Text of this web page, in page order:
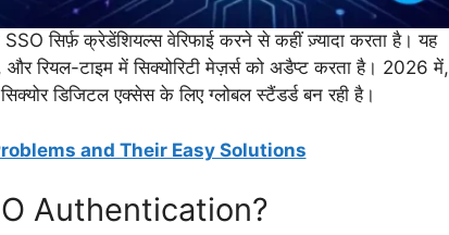
सिर्फ़ क्रेडेंशियल्स वेरिफाई करने से कहीं ज़्यादा करता है। यह
और रियल-टाइम में सिक्योरिटी मेज़र्स को अडैप्ट करता है। 2026 में,
डिजिटल एक्सेस के लिए ग्लोबल स्टैंडर्ड बन रही है।
and Their Easy Solutions
Authentication?